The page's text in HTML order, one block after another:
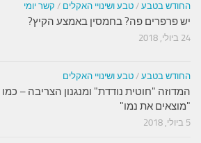
החודש בטבע / טבע ושינויי האקלים / קשר יומי
יש פרפרים פה? בחמסין באמצע הקיץ?
24 ביולי, 2018
החודש בטבע / טבע ושינויי האקלים
המדוזה "חוטית נודדת" ומנגנון הצריבה –
"מוצאים את נמו"
5 ביולי, 2018